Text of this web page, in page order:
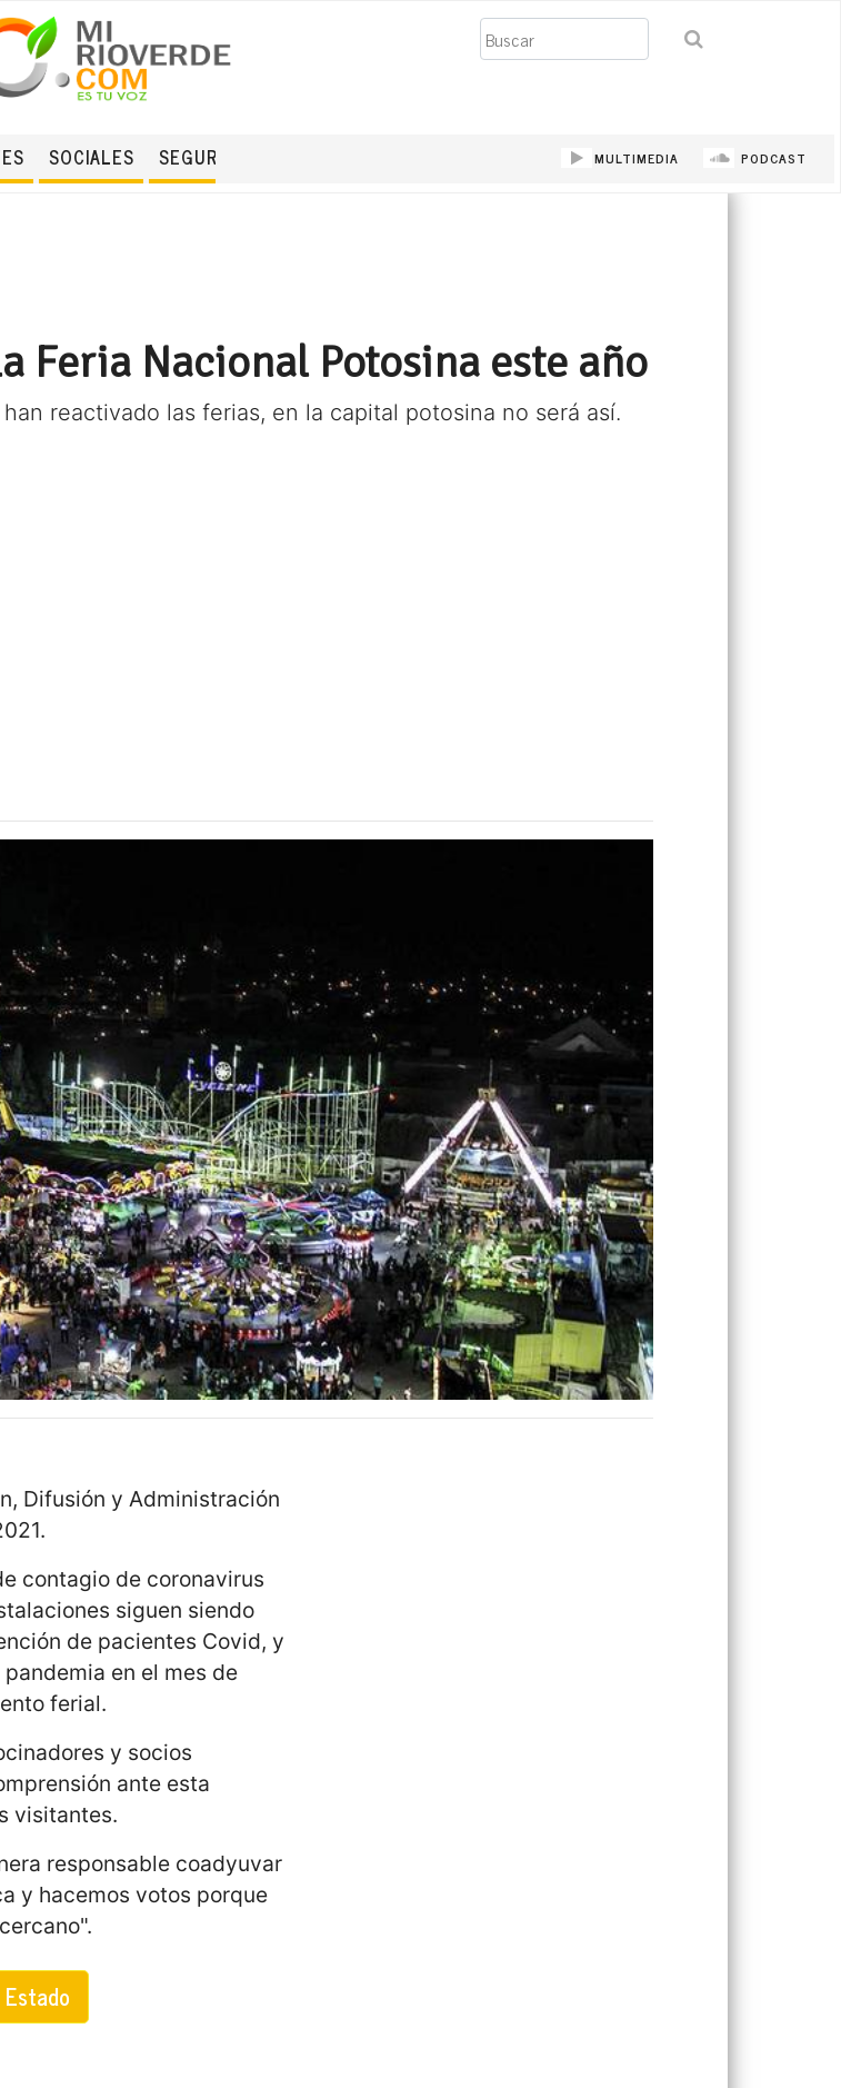
Buscar
SOCIALES SEGURIDAD MULTIMEDIA PODCAST
Feria Nacional Potosina este año
reactivado las ferias, en la capital potosina no será así.
Difusión y Administración
contagio de coronavirus
siguen siendo
de pacientes Covid, y
en el mes de
ferial.
y socios
ante esta
visitantes.
responsable coadyuvar
y hacemos votos porque
Estado